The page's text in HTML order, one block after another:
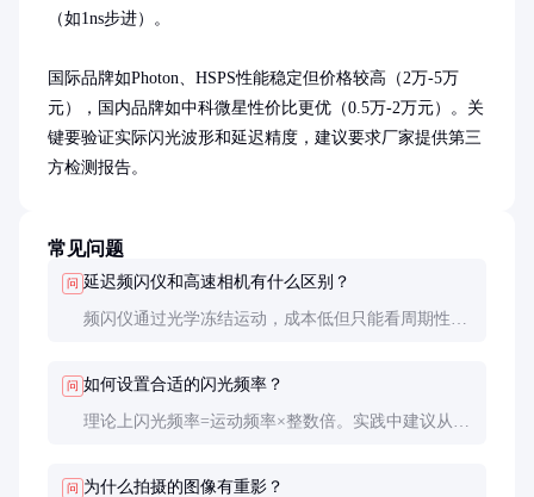
（如1ns步进）。
国际品牌如Photon、HSPS性能稳定但价格较高（2万-5万
元），国内品牌如中科微星性价比更优（0.5万-2万元）。关
键要验证实际闪光波形和延迟精度，建议要求厂家提供第三
方检测报告。
常见问题
问 延迟频闪仪和高速相机有什么区别？
频闪仪通过光学冻结运动，成本低但只能看周期性运
问 如何设置合适的闪光频率？
理论上闪光频率=运动频率×整数倍。实践中建议从预
问 为什么拍摄的图像有重影？